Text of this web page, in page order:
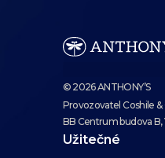
© 2026 ANTHONY’S
Provozovatel Coshile &
BB Centrum budova B,
Užitečné